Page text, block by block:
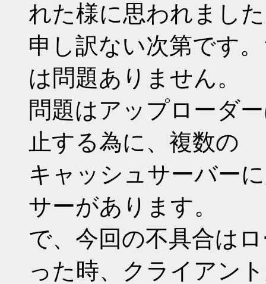
れた様に思われまし
申し訳ない次第です
は問題ありません。
問題はアップローダ
止する為に、複数の
キャッシュサーバー
サーがあります。
で、今回の不具合は
った時、クライアン